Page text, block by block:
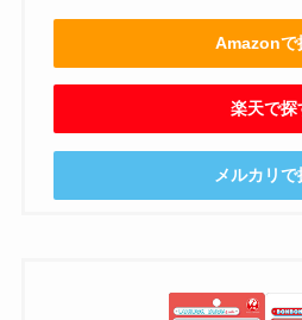
Amazonで
楽天で探
メルカリで